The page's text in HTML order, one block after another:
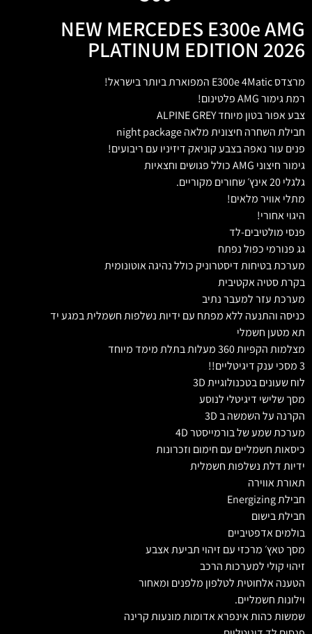
NEW MERCEDES E300e AMG
PLATINUM EDITION 2026
מרצדס E300e 4Matic המפוארת ביותר בישראל!
רמת גימור AMG פלטינום!
צבע אפור בטון מיוחד ALPINE GREY
חבילת השחרה חיצונית מלאה night package
פנים עור נאפה בצבע קוניאק דיזיניו עם ריבועים!
גימור חיצוני AMG כולל פגושים וחצאיות
גלגלי 20 אינץ׳ שחורים מקוריים.
מתלי אוויר מלאים!
היגוי אחורי!
פנסי מולטיבים-לד
גג פנורמי כפול נפתח
מערכת בטיחות דיסטרוניק כולל נהיגה אוטונומית
בקרת סטיה אקטיבית
מערכת עזר למעבר נתיב
כניסה והתנעה ללא מפתח עם ידיות נשלפות חשמלית במגע יד
תא מטען חשמלי
מצלמות הקפיות 360 מעלות בתלת מימד מיוחד
3 מסכי ענק דיגיטליים!!
לוח שעונים בטכנולוגיית 3D
מסך שלישי דיגיטלי לנוסע
הקרנה על השמשה ב 3D
מערכת שמע של בורמייסטר 4D
כיסאות חשמליים עם חימום וזכרונות
ידיות דלת נשלפות חשמלית
תאורת אווירה
חבילת Energizing
חבילת בישום
בולמים אדפטיביים
מסך טאץ׳ מרכזי עם זיהוי תביעת אצבע
זיהוי קולי למערכות הרכב
הטענה אלחוטית לטלפון מלפנים ומאחור
וילונות חשמליים.
שמשות כהות אינפרא אדומות מונעות קרינה